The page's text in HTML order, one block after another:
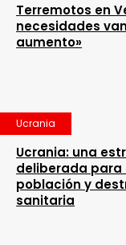
Terremotos en
necesidades
aumento»
Ucrania
Ucrania: una
deliberada
población y
sanitaria